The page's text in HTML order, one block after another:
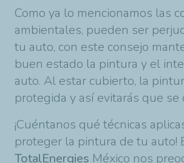
Como ya lo mencionamos las
ambientales, pueden ser
tu auto, con este consejo
buen estado la pintura y el
auto. Al estar cubierto, la
protegida y así evitarás que se
¡Cuéntanos qué técnicas
proteger la pintura de tu auto!
TotalEnergies México nos